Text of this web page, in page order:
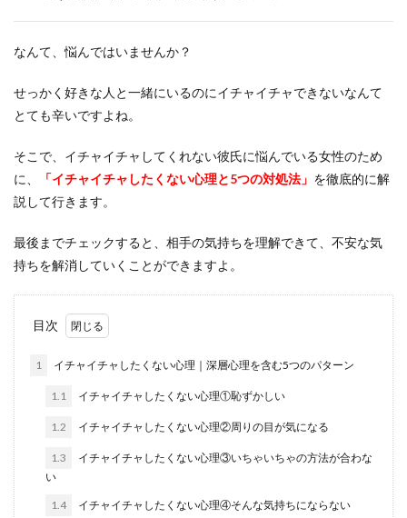
なんて、悩んではいませんか？
せっかく好きな人と一緒にいるのにイチャイチャできないなんて
とても辛いですよね。
そこで、イチャイチャしてくれない彼氏に悩んでいる女性のため
に、
「イチャイチャしたくない心理と5つの対処法」 を徹底的に解
説して行きます。
最後までチェックすると、相手の気持ちを理解できて、不安な気
持ちを解消していくことができますよ。
目次
1 イチャイチャしたくない心理｜深層心理を含む5つのパターン
1.1 イチャイチャしたくない心理①恥ずかしい
1.2 イチャイチャしたくない心理②周りの目が気になる
1.3
イチャイチャしたくない心理③いちゃいちゃの方法が合わな
い
1.4 イチャイチャしたくない心理④そんな気持ちにならない